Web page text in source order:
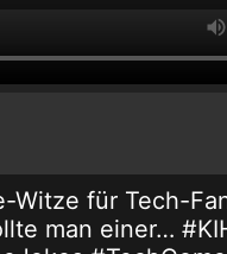
Witze für Tech-
man einer…